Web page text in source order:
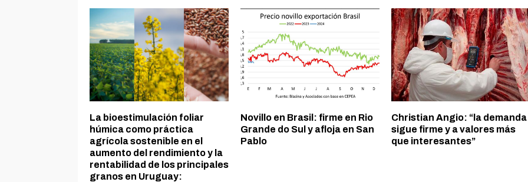
La bioestimulación foliar
húmica como práctica
agrícola sostenible en el
aumento del rendimiento y la
rentabilidad de los principales
granos en Uruguay:
Novillo en Brasil: firme en Rio
Grande do Sul y afloja en San
Pablo
Christian Angio: “la demanda
sigue firme y a valores más
que interesantes”